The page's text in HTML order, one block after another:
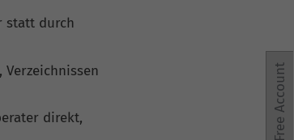
statt durch
direkt,
Free Account